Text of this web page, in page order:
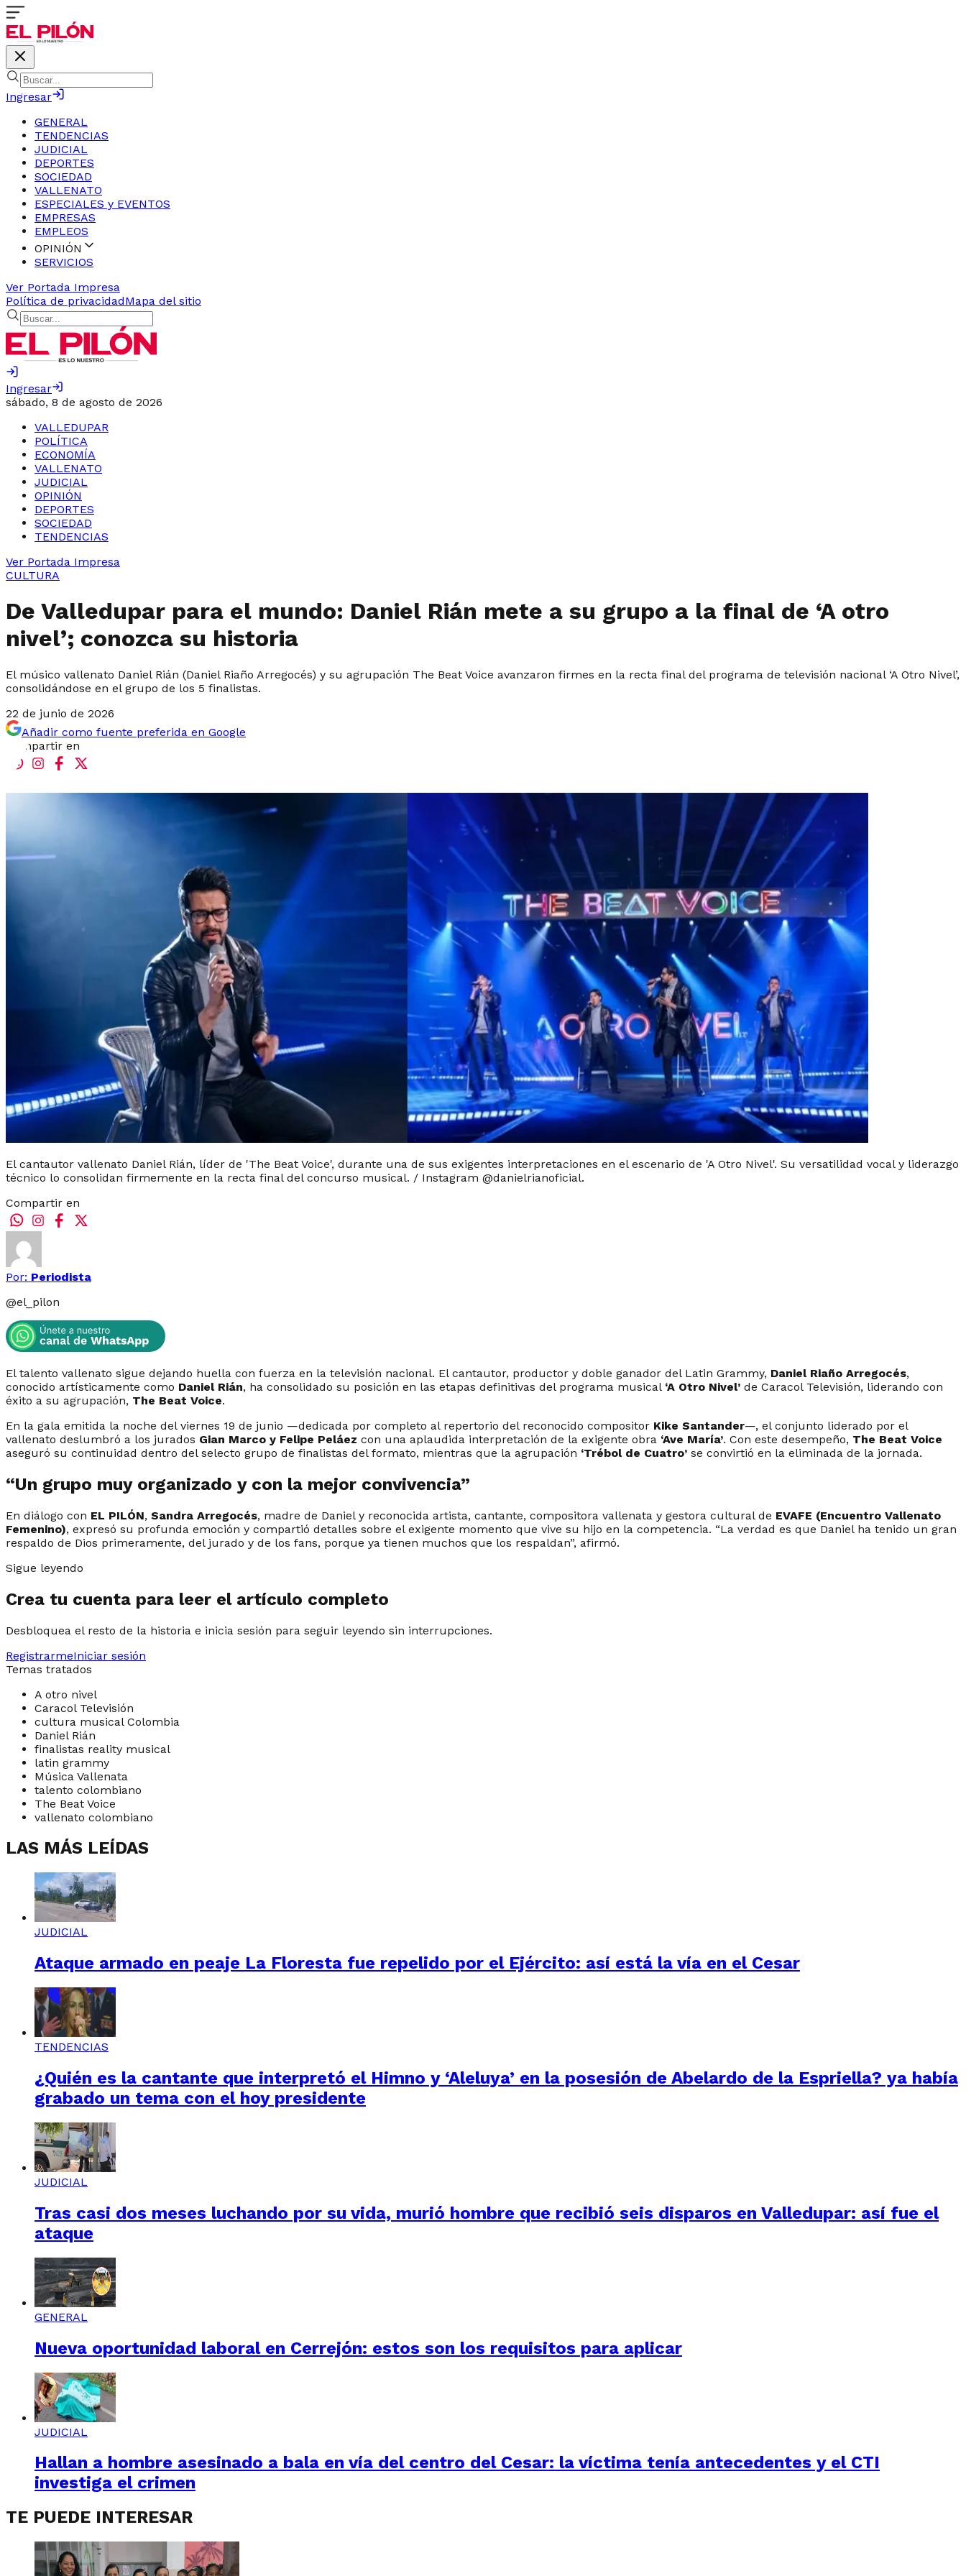
Ingresar
GENERAL
TENDENCIAS
JUDICIAL
DEPORTES
SOCIEDAD
VALLENATO
ESPECIALES y EVENTOS
EMPRESAS
EMPLEOS
OPINIÓN
SERVICIOS
Ver Portada Impresa
Política de privacidadMapa del sitio
Ingresar
sábado, 8 de agosto de 2026
VALLEDUPAR
POLÍTICA
ECONOMÍA
VALLENATO
JUDICIAL
OPINIÓN
DEPORTES
SOCIEDAD
TENDENCIAS
Ver Portada Impresa
CULTURA
De Valledupar para el mundo: Daniel Rián mete a su grupo a la final de ‘A otro
nivel’; conozca su historia
El músico vallenato Daniel Rián (Daniel Riaño Arregocés) y su agrupación The Beat Voice avanzaron firmes en la recta final del programa de televisión nacional ‘A Otro Nivel’,
consolidándose en el grupo de los 5 finalistas.
22 de junio de 2026
Añadir como fuente preferida en Google
Compartir en
El cantautor vallenato Daniel Rián, líder de 'The Beat Voice', durante una de sus exigentes interpretaciones en el escenario de 'A Otro Nivel'. Su versatilidad vocal y liderazgo
técnico lo consolidan firmemente en la recta final del concurso musical. / Instagram @danielrianoficial.
Compartir en
Por: Periodista
@el_pilon
El talento vallenato sigue dejando huella con fuerza en la televisión nacional. El cantautor, productor y doble ganador del Latin Grammy, Daniel Riaño Arregocés,
conocido artísticamente como Daniel Rián, ha consolidado su posición en las etapas definitivas del programa musical ‘A Otro Nivel’ de Caracol Televisión, liderando con
éxito a su agrupación, The Beat Voice.
En la gala emitida la noche del viernes 19 de junio —dedicada por completo al repertorio del reconocido compositor Kike Santander—, el conjunto liderado por el
vallenato deslumbró a los jurados Gian Marco y Felipe Peláez con una aplaudida interpretación de la exigente obra ‘Ave María’. Con este desempeño, The Beat Voice
aseguró su continuidad dentro del selecto grupo de finalistas del formato, mientras que la agrupación ‘Trébol de Cuatro’ se convirtió en la eliminada de la jornada.
“Un grupo muy organizado y con la mejor convivencia”
En diálogo con EL PILÓN, Sandra Arregocés, madre de Daniel y reconocida artista, cantante, compositora vallenata y gestora cultural de EVAFE (Encuentro Vallenato
Femenino), expresó su profunda emoción y compartió detalles sobre el exigente momento que vive su hijo en la competencia. “La verdad es que Daniel ha tenido un gran
respaldo de Dios primeramente, del jurado y de los fans, porque ya tienen muchos que los respaldan”, afirmó.
Sigue leyendo
Crea tu cuenta para leer el artículo completo
Desbloquea el resto de la historia e inicia sesión para seguir leyendo sin interrupciones.
RegistrarmeIniciar sesión
Temas tratados
A otro nivel
Caracol Televisión
cultura musical Colombia
Daniel Rián
finalistas reality musical
latin grammy
Música Vallenata
talento colombiano
The Beat Voice
vallenato colombiano
LAS MÁS LEÍDAS
JUDICIAL
Ataque armado en peaje La Floresta fue repelido por el Ejército: así está la vía en el Cesar
TENDENCIAS
¿Quién es la cantante que interpretó el Himno y ‘Aleluya’ en la posesión de Abelardo de la Espriella? ya había
grabado un tema con el hoy presidente
JUDICIAL
Tras casi dos meses luchando por su vida, murió hombre que recibió seis disparos en Valledupar: así fue el
ataque
GENERAL
Nueva oportunidad laboral en Cerrejón: estos son los requisitos para aplicar
JUDICIAL
Hallan a hombre asesinado a bala en vía del centro del Cesar: la víctima tenía antecedentes y el CTI
investiga el crimen
TE PUEDE INTERESAR